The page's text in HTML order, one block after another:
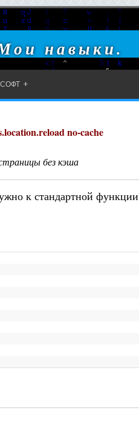
навыки.
СОФТ
no-cache
без кэша
к стандартной функции